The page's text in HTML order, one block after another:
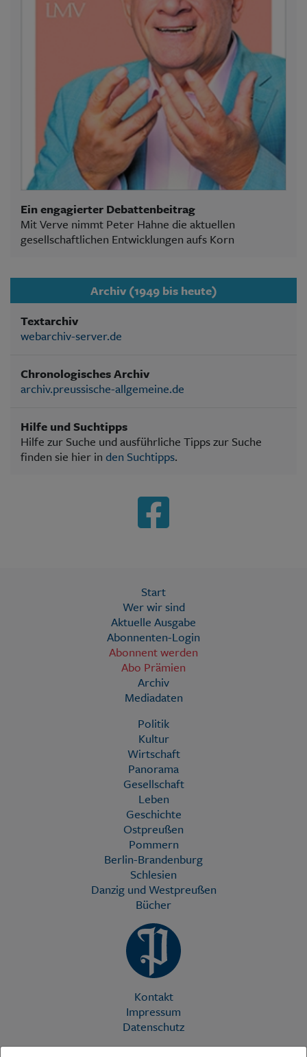
Ein engagierter Debattenbeitrag
Mit Verve nimmt Peter Hahne die aktuellen
gesellschaftlichen Entwicklungen aufs Korn
Archiv (1949 bis heute)
Textarchiv
webarchiv-server.de
Chronologisches Archiv
archiv.preussische-allgemeine.de
Hilfe und Suchtipps
Hilfe zur Suche und ausführliche Tipps zur Suche
finden sie hier in den Suchtipps.
Start
Wer wir sind
Aktuelle Ausgabe
Abonnenten-Login
Abonnent werden
Abo Prämien
Archiv
Mediadaten
Politik
Kultur
Wirtschaft
Panorama
Gesellschaft
Leben
Geschichte
Ostpreußen
Pommern
Berlin-Brandenburg
Schlesien
Danzig und Westpreußen
Bücher
Kontakt
Impressum
Datenschutz